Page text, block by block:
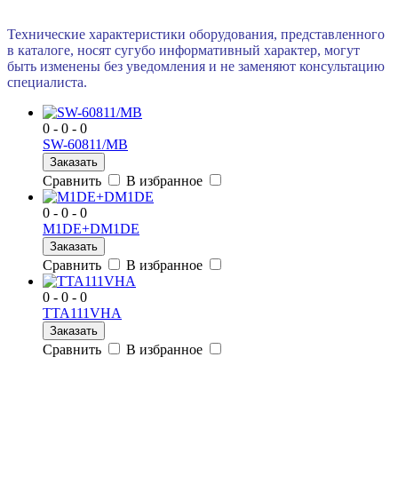
Технические характеристики оборудования, представленного
в каталоге, носят сугубо информативный характер, могут
быть изменены без уведомления и не заменяют консультацию
специалиста.
0 - 0 - 0
SW-60811/MB
Заказать
Сравнить В избранное
0 - 0 - 0
M1DE+DM1DE
Заказать
Сравнить В избранное
0 - 0 - 0
TTA111VHA
Заказать
Сравнить В избранное